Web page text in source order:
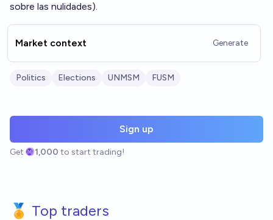
sobre las nulidades).
Market context Generate
Politics Elections UNMSM FUSM
Sign up
Get 1,000 to start trading!
🏅 Top traders